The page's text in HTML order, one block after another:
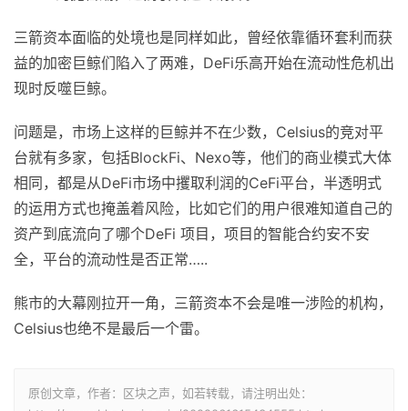
三箭资本面临的处境也是同样如此，曾经依靠循环套利而获
益的加密巨鲸们陷入了两难，DeFi乐高开始在流动性危机出
现时反噬巨鲸。
问题是，市场上这样的巨鲸并不在少数，Celsius的竞对平
台就有多家，包括BlockFi、Nexo等，他们的商业模式大体
相同，都是从DeFi市场中攫取利润的CeFi平台，半透明式
的运用方式也掩盖着风险，比如它们的用户很难知道自己的
资产到底流向了哪个DeFi 项目，项目的智能合约安不安
全，平台的流动性是否正常…..
熊市的大幕刚拉开一角，三箭资本不会是唯一涉险的机构，
Celsius也绝不是最后一个雷。
原创文章，作者：区块之声，如若转载，请注明出处：